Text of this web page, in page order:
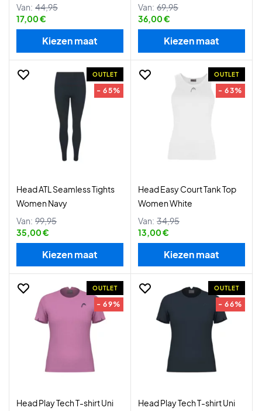
Van: 44,95
17,00 €
Kiezen maat
Van: 69,95
36,00 €
Kiezen maat
OUTLET
- 65%
Head ATL Seamless Tights
Women Navy
Van: 99,95
35,00 €
Kiezen maat
OUTLET
- 63%
Head Easy Court Tank Top
Women White
Van: 34,95
13,00 €
Kiezen maat
OUTLET
- 69%
Head Play Tech T-shirt Uni
OUTLET
- 66%
Head Play Tech T-shirt Uni